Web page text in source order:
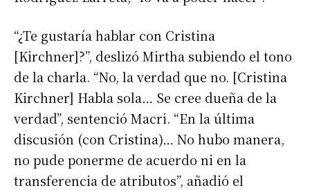
“¿Te gustaría hablar con Cristina
[Kirchner]?”, deslizó Mirtha subiendo el tono
de la charla. “No, la verdad que no. [Cristina
Kirchner] Habla sola… Se cree dueña de la
verdad”, sentenció Macri. “En la última
discusión (con Cristina)… No hubo manera,
no pude ponerme de acuerdo ni en la
transferencia de atributos”, añadió el